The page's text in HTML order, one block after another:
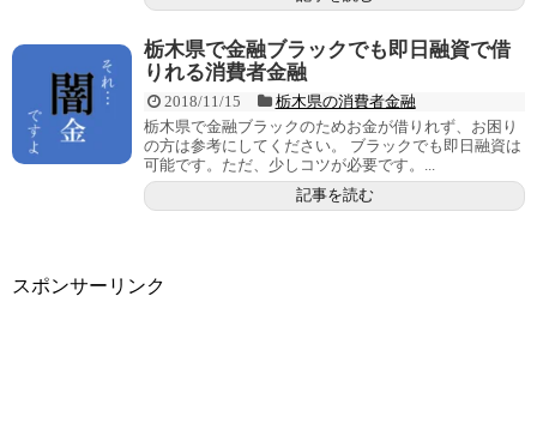
栃木県で金融ブラックでも即日融資で借
りれる消費者金融
2018/11/15
栃木県の消費者金融
栃木県で金融ブラックのためお金が借りれず、お困り
の方は参考にしてください。 ブラックでも即日融資は
可能です。ただ、少しコツが必要です。...
記事を読む
スポンサーリンク